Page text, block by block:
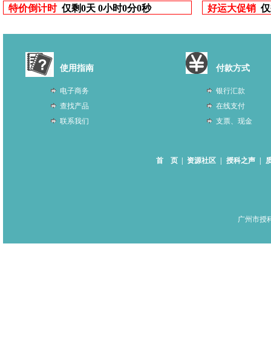
特价倒计时 仅剩0天 0小时0分0秒 好运大促销
使用指南
电子商务
查找产品
联系我们
付款方式
银行汇款
在线支付
支票、现金
首 页 资源社区 授科之声
广州市授科仪器